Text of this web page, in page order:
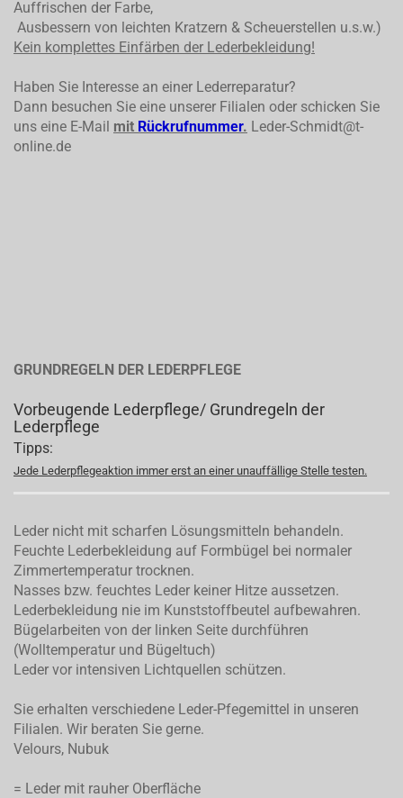
Auffrischen der Farbe,
Ausbessern von leichten Kratzern & Scheuerstellen u.s.w.)
Kein komplettes Einfärben der Lederbekleidung!
Haben Sie Interesse an einer Lederreparatur?
Dann besuchen Sie eine unserer Filialen oder schicken Sie
uns eine E-Mail mit Rückrufnummer. Leder-Schmidt@t-
online.de
GRUNDREGELN DER LEDERPFLEGE
Vorbeugende Lederpflege/ Grundregeln der
Lederpflege
Tipps:
Jede Lederpflegeaktion immer erst an einer unauffällige Stelle testen.
Leder nicht mit scharfen Lösungsmitteln behandeln.
Feuchte Lederbekleidung auf Formbügel bei normaler
Zimmertemperatur trocknen.
Nasses bzw. feuchtes Leder keiner Hitze aussetzen.
Lederbekleidung nie im Kunststoffbeutel aufbewahren.
Bügelarbeiten von der linken Seite durchführen
(Wolltemperatur und Bügeltuch)
Leder vor intensiven Lichtquellen schützen.
Sie erhalten verschiedene Leder-Pfegemittel in unseren
Filialen. Wir beraten Sie gerne.
Velours, Nubuk
= Leder mit rauher Oberfläche